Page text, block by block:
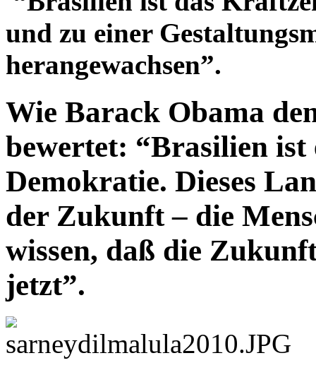
und zu einer
herangewachsen”.
Wie Barack Obama
bewertet: “Brasilien ist
Demokratie. Dieses
der Zukunft – die
wissen, daß die
jetzt”.